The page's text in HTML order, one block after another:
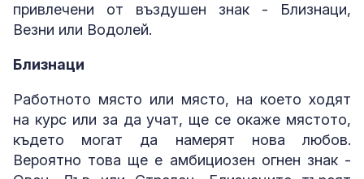
привлечени от въздушен знак - Близнаци,
Везни или Водолей.
Близнаци
Работното място или място, на което ходят
на курс или за да учат, ще се окаже мястото,
където могат да намерят нова любов.
Вероятно това ще е амбициозен огнен знак -